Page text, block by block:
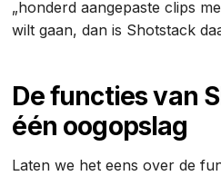
„honderd aangepaste clips
wilt gaan, dan is Shotstack
De functies van
één oogopslag
Laten we het eens over de